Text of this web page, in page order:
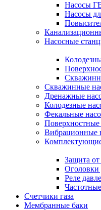
Насосы
Насосы
Насосные
Скважинные
Дренажные
Колодезные
Фекальные
Поверхностные
Вибрационные
Защита от
Оголовки
Реле
Счетчики газа
Мембранные баки